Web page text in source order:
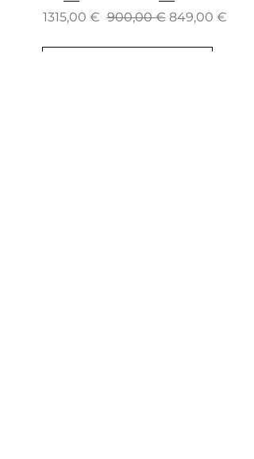
Precio
1315,00 € Precio
900,00 € Precio de
849,00 €